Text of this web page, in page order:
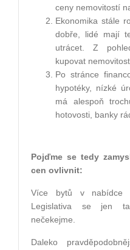
ceny nemovitostí
Ekonomika stále
dobře, lidé mají
utrácet. Z
kupovat
Po stránce
hypotéky, nízké
má alespoň
hotovosti, banky
Pojďme se tedy
cen ovlivnit:
Více bytů v nabídce
Legislativa se jen
nečekejme.
Daleko